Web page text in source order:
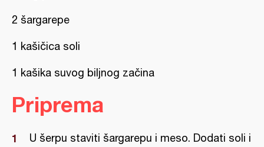
2 šargarepe
1 kašičica soli
1 kašika suvog biljnog začina
Priprema
U šerpu staviti šargarepu i meso. Dodati soli i